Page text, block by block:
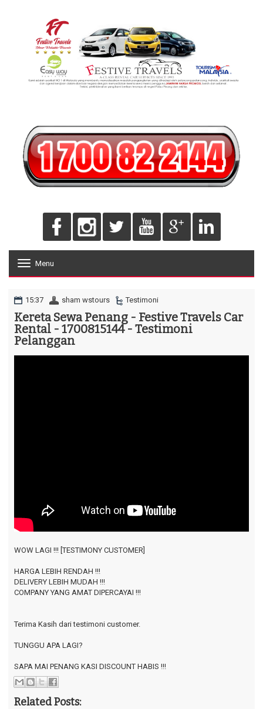
o
e
n
Menu
15:37 sham wstours Testimoni
Kereta Sewa Penang - Festive Travels Car
Rental - 1700815144 - Testimoni
Pelanggan
WOW LAGI !!! [TESTIMONY CUSTOMER]
HARGA LEBIH RENDAH !!!
DELIVERY LEBIH MUDAH !!!
COMPANY YANG AMAT DIPERCAYAI !!!
Terima Kasih dari testimoni customer.
TUNGGU APA LAGI?
SAPA MAI PENANG KASI DISCOUNT HABIS !!!
Related Posts: